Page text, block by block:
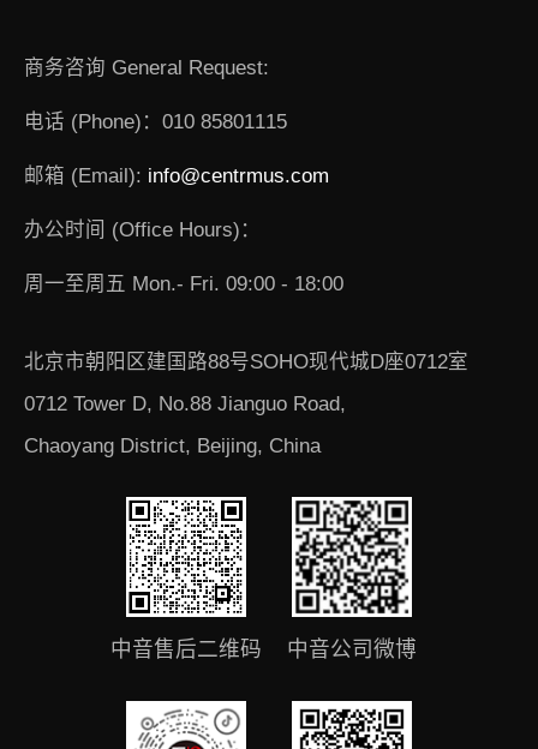
商务咨询 General Request:
电话 (Phone)：010 85801115
邮箱 (Email): info@centrmus.com
办公时间 (Office Hours)：
周一至周五 Mon.- Fri. 09:00 - 18:00
北京市朝阳区建国路88号SOHO现代城D座0712室
0712 Tower D, No.88 Jianguo Road,
Chaoyang District, Beijing, China
中音售后二维码 中音公司微博